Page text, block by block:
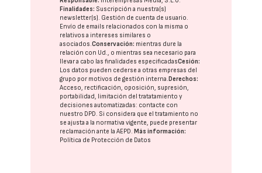
Finalidades: Suscripción a nuestra(s)
newsletter(s). Gestión de cuenta de usuario.
Envío de emails relacionados con la misma o
relativos a intereses similares o
asociados.Conservación: mientras dure la
relación con Ud., o mientras sea necesario para
llevar a cabo las finalidades especificadasCesión:
Los datos pueden cederse a otras empresas del
grupo por motivos de gestión interna.Derechos:
Acceso, rectificación, oposición, supresión,
portabilidad, limitación del tratatamiento y
decisiones automatizadas: contacte con
nuestro DPD. Si considera que el tratamiento no
se ajusta a la normativa vigente, puede presentar
reclamación ante laAEPD.Más información:
Política de Protección de Datos